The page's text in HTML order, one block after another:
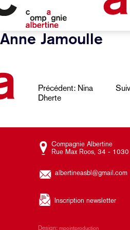
Anne Jamoulle
Navigation
de
Précédent: Nina
Dherte
Compagnie Albertine
Rue Max Roos, 34 - 1030
albertineasbl@gmail.com
Inscription newsletter
Design: mpointproduction